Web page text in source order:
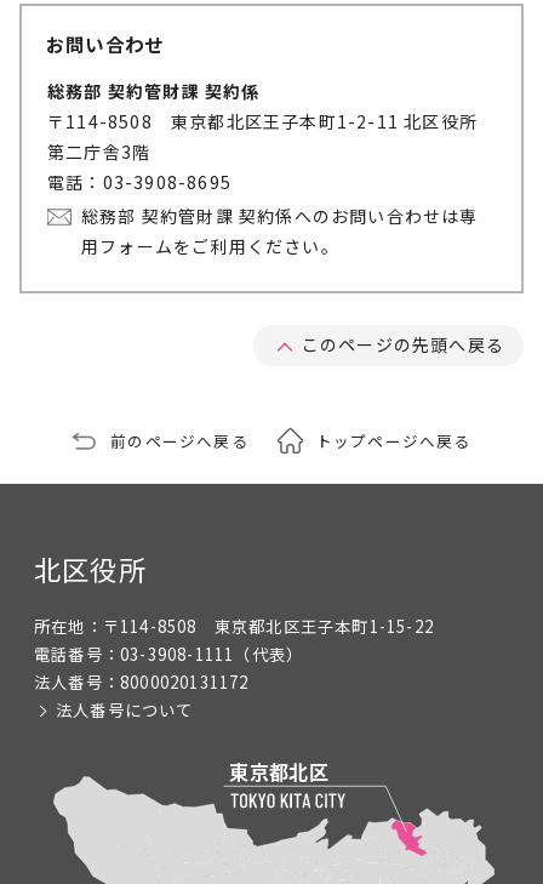
お問い合わせ
総務部 契約管財課 契約係
〒114-8508 東京都北区王子本町1-2-11 北区役所
第二庁舎3階
電話：03-3908-8695
総務部 契約管財課 契約係へのお問い合わせは専
用フォームをご利用ください。
このページの先頭へ戻る
前のページへ戻る トップページへ戻る
北区役所
所在地： 〒114-8508 東京都北区王子本町1-15-22
電話番号： 03-3908-1111 （代表）
法人番号： 8000020131172
法人番号について